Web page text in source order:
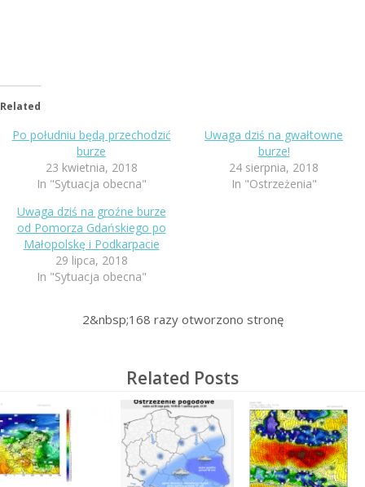
Related
Po południu będą przechodzić
burze
23 kwietnia, 2018
In "Sytuacja obecna"
Uwaga dziś na gwałtowne
burze!
24 sierpnia, 2018
In "Ostrzeżenia"
Uwaga dziś na groźne burze
od Pomorza Gdańskiego po
Małopolskę i Podkarpacie
29 lipca, 2018
In "Sytuacja obecna"
2&nbsp;168 razy otworzono stronę
Related Posts